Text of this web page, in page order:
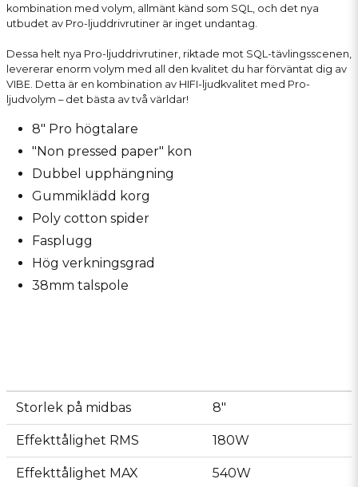
kombination med volym, allmänt känd som SQL, och det nya
utbudet av Pro-ljuddrivrutiner är inget undantag.
Dessa helt nya Pro-ljuddrivrutiner, riktade mot SQL-tävlingsscenen,
levererar enorm volym med all den kvalitet du har förväntat dig av
VIBE. Detta är en kombination av HIFI-ljudkvalitet med Pro-
ljudvolym – det bästa av två världar!
8" Pro högtalare
"Non pressed paper" kon
Dubbel upphängning
Gummiklädd korg
Poly cotton spider
Fasplugg
Hög verkningsgrad
38mm talspole
Storlek på midbas 8"
Effekttålighet RMS 180W
Effekttålighet MAX 540W